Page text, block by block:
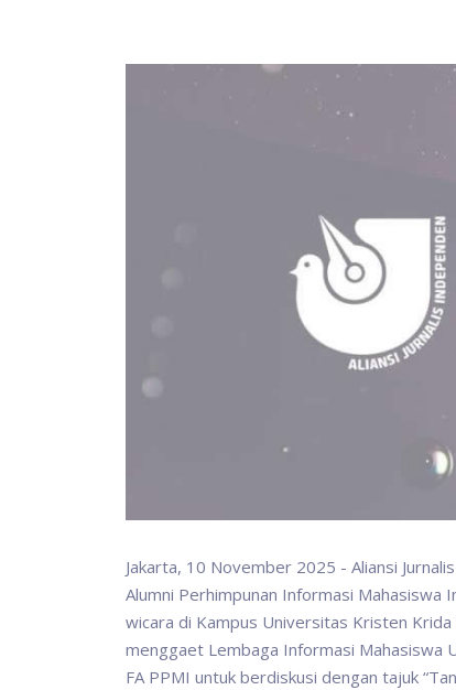
Jakarta, 10 November 2025 - Aliansi
Alumni Perhimpunan Informasi Mahasiswa
wicara di Kampus Universitas Kristen Krida
menggaet Lembaga Informasi Mahasiswa
FA PPMI untuk berdiskusi dengan tajuk